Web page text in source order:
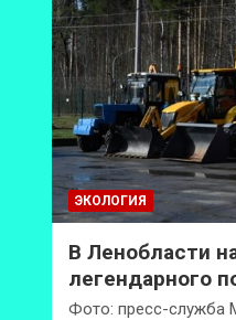
ЭКОЛОГИЯ
В Ленобласти
легендарного
Фото: пресс-служба